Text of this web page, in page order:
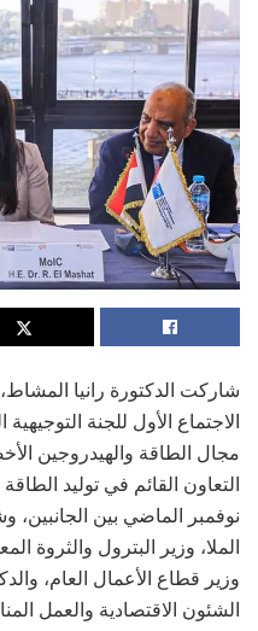
شاركت الدكتورة رانيا
الاجتماع الأول للجنة
مجال الطاقة والهيدروجين
التعاون القائم في توليد
نوفمبر الماضي بين
الملا، وزير البترول والثروة
وزير قطاع الأعمال العام،
الشئون الاقتصادية والعمل